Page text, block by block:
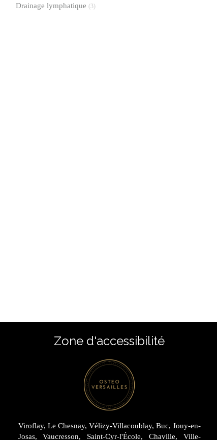
Drainage lymphatique (3)
Zone d'accessibilité
Viroflay, Le Chesnay, Vélizy-Villacoublay, Buc, Jouy-en-
Josas, Vaucresson, Saint-Cyr-l'École, Chaville, Ville-